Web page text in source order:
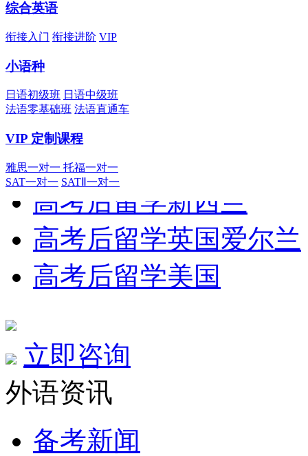
综合英语
衔接入门 衔接进阶 VIP
小语种
日语初级班 日语中级班
法语零基础班 法语直通车
VIP 定制课程
雅思一对一 托福一对一
SAT一对一 SATⅡ一对一
报名、抢位很麻烦？
在线免费无忧代报名
2025考研后留学，抓
用高考成绩申请澳门本
高考后留学新西兰
高考后留学英国爱尔兰
高考后留学美国
立即咨询
外语资讯
备考新闻